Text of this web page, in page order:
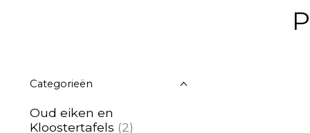
Categorieën
Oud eiken en
Kloostertafels (2)